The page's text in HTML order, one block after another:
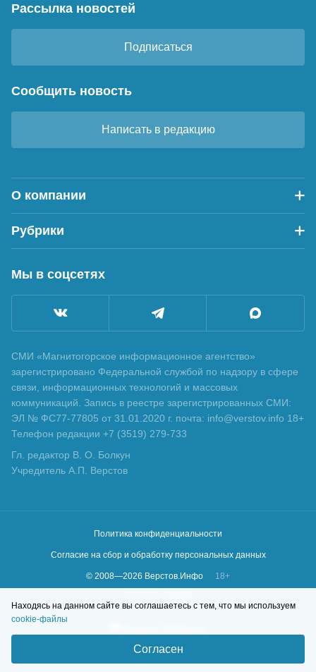
Рассылка новостей
Подписаться
Сообщить новость
Написать в редакцию
О компании
Рубрики
Мы в соцсетях
СМИ «Магнитогорское информационное агентство»
зарегистрировано Федеральной службой по надзору в сфере
связи, информационных технологий и массовых
коммуникаций. Запись в реестре зарегистрированных СМИ:
ЭЛ № ФС77-77805 от 31.01.2020 г. почта: info@verstov.info 18+
Телефон редакции +7 (3519) 279-733
Гл. редактор В. О. Болкун
Учредитель А.П. Верстов
Политика конфиденциальности
Согласие на сбор и обработку персональных данных
© 2008—2026 Верстов.Инфо
18+
Находясь на данном сайте вы соглашаетесь с тем, что мы используем
cookie-файлы
Согласен